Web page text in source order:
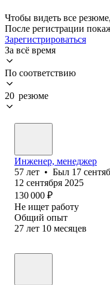
Чтобы видеть все
После регистрации
Зарегистрироваться
За всё время
По соответствию
20 резюме
Инженер, менеджер
57 лет • Был 17
12 сентября 2025
130 000 ₽
Не ищет работу
Общий опыт
27 лет 10 месяцев